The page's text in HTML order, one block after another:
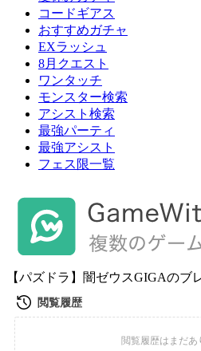
コードギアス
おすすめガチャ
EXラッシュ
8月クエスト
ワンタッチ
モンスター検索
アシスト検索
最強パーティ
最強アシスト
フェス限一覧
【パズドラ】闇ゼウスGIGAのブ